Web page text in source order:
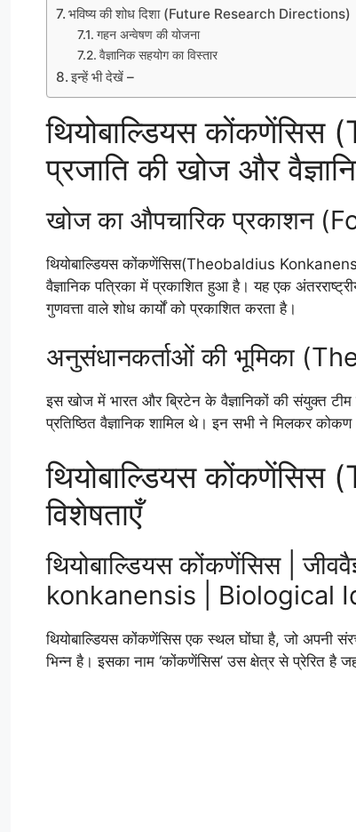
भविष्य की शोध दिशा (Future Research Directions)
गहन अन्वेषण की योजना
वैज्ञानिक सहयोग का विस्तार
इन्हें भी देखें –
थियोबाल्डियस
प्रजाति की खोज और
खोज का औपचारिक प्रकाशन
थियोबाल्डियस कोंकणेंसिस(Theobaldius
वैज्ञानिक पत्रिका में प्रकाशित हुआ है। यह एक
गुणवत्ता वाले शोध कार्यों को प्रकाशित करता है।
अनुसंधानकर्ताओं की भूमिका
इस खोज में भारत और ब्रिटेन के वैज्ञानिकों की संयुक्त
प्रतिष्ठित वैज्ञानिक शामिल थे। इन सभी ने मिलकर कोकण
थियोबाल्डियस
विशेषताएँ
थियोबाल्डियस कोंकणेंसिस |
konkanensis | Biological
थियोबाल्डियस कोंकणेंसिस एक स्थल घोंघा है, जो अपनी
भिन्न है। इसका नाम ‘कोंकणेंसिस’ उस क्षेत्र से प्रेरित है